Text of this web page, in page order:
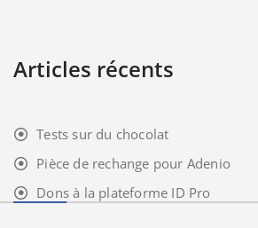
Articles récents
Tests sur du chocolat
Pièce de rechange pour Adenio
Dons à la plateforme ID Pro